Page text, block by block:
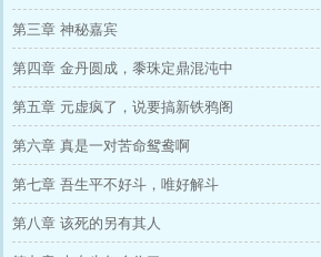
第三章 神秘嘉宾
第四章 金丹圆成，黍珠定鼎混沌中
第五章 元虚疯了，说要搞新铁鸦阁
第六章 真是一对苦命鸳鸯啊
第七章 吾生平不好斗，唯好解斗
第八章 该死的另有其人